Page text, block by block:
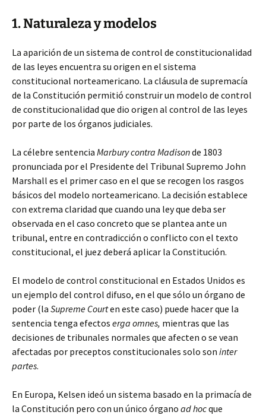
1. Naturaleza y modelos
La aparición de un sistema de control de constitucionalidad
de las leyes encuentra su origen en el sistema
constitucional norteamericano. La cláusula de supremacía
de la Constitución permitió construir un modelo de control
de constitucionalidad que dio origen al control de las leyes
por parte de los órganos judiciales.
La célebre sentencia Marbury contra Madisonde 1803
pronunciada por el Presidente del Tribunal Supremo John
Marshall es el primer caso en el que se recogen los rasgos
básicos del modelo norteamericano. La decisión establece
con extrema claridad que cuando una ley que deba ser
observada en el caso concreto que se plantea ante un
tribunal, entre en contradicción o conflicto con el texto
constitucional, el juez deberá aplicar la Constitución.
El modelo de control constitucional en Estados Unidos es
un ejemplo del control difuso, en el que sólo un órgano de
poder (la Supreme Courten este caso) puede hacer que la
sentencia tenga efectos erga omnes, mientras que las
decisiones de tribunales normales que afecten o se vean
afectadas por preceptos constitucionales solo son inter
partes.
En Europa, Kelsen ideó un sistema basado en la primacía de
la Constitución pero con un único órgano ad hocque